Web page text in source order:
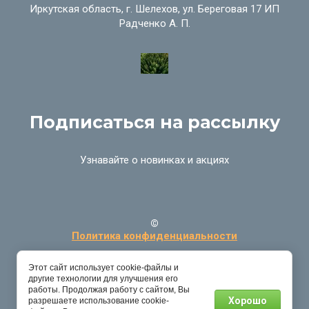
©
Политика конфиденциальности
Иркутская область, г. Шелехов, ул. Береговая 17 ИП
Радченко А. П.
Подписаться на рассылку
Узнавайте о новинках и акциях
Этот сайт использует cookie-файлы и
другие технологии для улучшения его
работы. Продолжая работу с сайтом, Вы
разрешаете использование cookie-
Хорошо